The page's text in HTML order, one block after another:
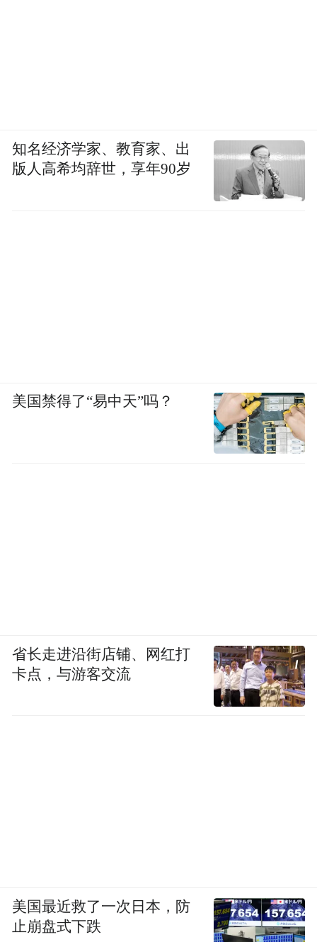
知名经济学家、教育家、出
版人高希均辞世，享年90岁
美国禁得了“易中天”吗？
省长走进沿街店铺、网红打
卡点，与游客交流
美国最近救了一次日本，防
止崩盘式下跌